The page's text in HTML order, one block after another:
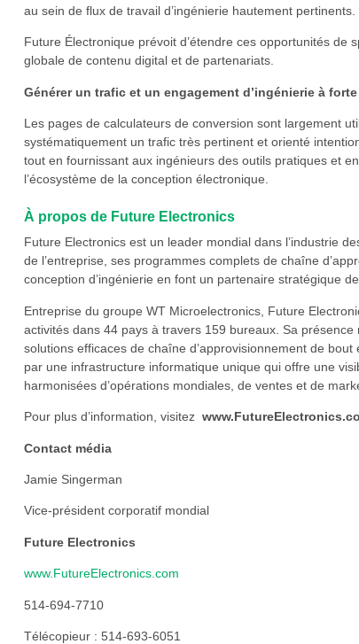
au sein de flux de travail d’ingénierie hautement pertinents.
Future Électronique prévoit d’étendre ces opportunités
globale de contenu digital et de partenariats.
Générer un trafic et un engagement d’ingénierie à
Les pages de calculateurs de conversion sont largement
systématiquement un trafic très pertinent et orienté
tout en fournissant aux ingénieurs des outils pratiques et
l’écosystème de la conception électronique.
À propos de Future Electronics
Future Electronics est un leader mondial dans l’industrie
de l’entreprise, ses programmes complets de chaîne
conception d’ingénierie en font un partenaire stratégique
Entreprise du groupe WT Microelectronics, Future
activités dans 44 pays à travers 159 bureaux. Sa
solutions efficaces de chaîne d’approvisionnement de
par une infrastructure informatique unique qui offre une
harmonisées d’opérations mondiales, de ventes et de
Pour plus d’information, visitez
Contact média
Jamie Singerman
Vice-président corporatif mondial
Future Electronics
www.FutureElectronics.com
514-694-7710
Télécopieur : 514-693-6051